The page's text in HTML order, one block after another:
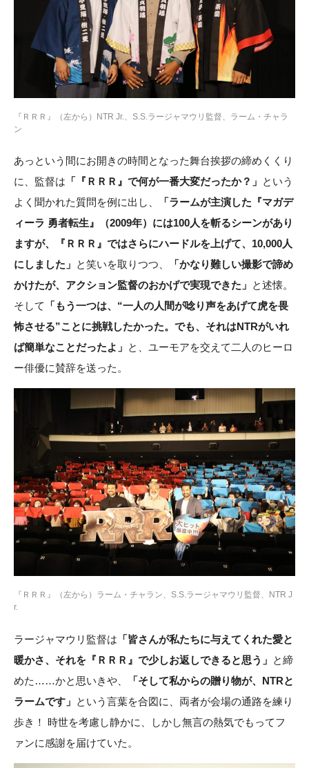
『ＲＲＲ』（左から）NTR Jr.、S.S.ラージャマウリ監督、ラーム・チャラ
ン
あっという間にお開きの時間となった舞台挨拶の締めくくり
に、監督は 「『ＲＲＲ』で何が一番大変だったか？」 という
よく聞かれた質問を例に出し、
「ラームが主演した『マガデ
ィーラ 勇者転生』（2009年）には100人を斬るシーンがあり
ますが、『ＲＲＲ』ではさらにハードルを上げて、10,000人
にしました」 と笑いを取りつつ、
「かなり難しい撮影で諦め
かけたが、アクション監督のおかげで実現できた」 と述懐。
そして
「もう一つは、“一人の人間が唸り声をあげて虎を畏
怖させる”ことに挑戦したかった。でも、それはNTRがいれ
ば簡単なことだったよ」 と、ユーモアを交えて二人のヒーロ
ー俳優に賛辞を送った。
『ＲＲＲ』（左から）ラーム・チャラン、S.S.ラージャマウリ監督、NTR J
r.
ラージャマウリ監督は 「皆さんが私たちに与えてくれた愛と
暖かさ、それを『ＲＲＲ』で少しお返しできると思う」 と締
めた……かと思いきや、
「そして私からの贈り物が、NTRと
ラームです」 という言葉を合図に、両者が会場の通路を練り
歩き！ 時世を考慮し静かに、しかし無言の熱気でもってフ
ァンに感謝を届けていた。